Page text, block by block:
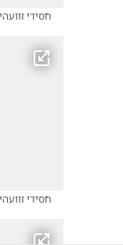
חסידי
חסידי